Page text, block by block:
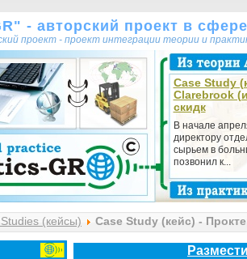
- авторский проект в
проект - проект интеграции теории и
Case Study
Clarebrook
скидк
В начале
директору
сырьем в
позвонил к...
(кейсы)
Case Study (кейс) -